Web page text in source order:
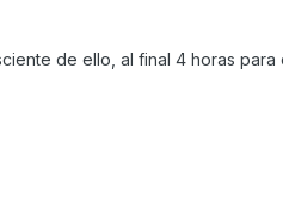
de ello, al final 4 horas